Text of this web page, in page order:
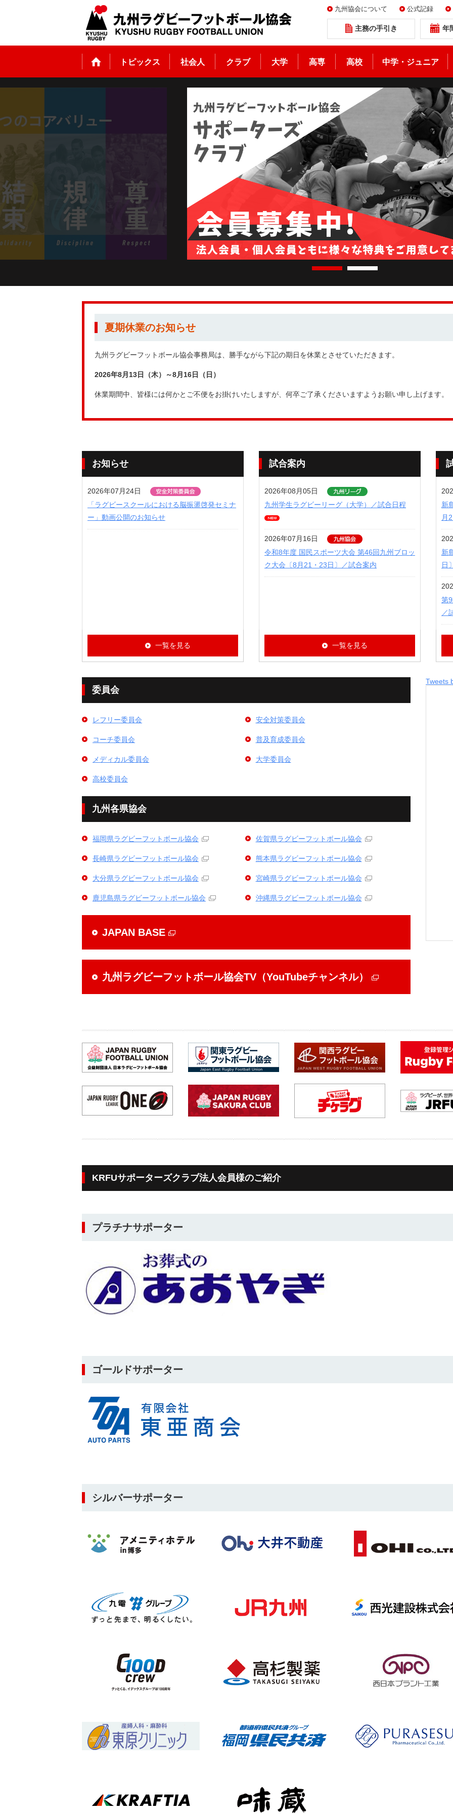
九州協会について 公式記録
主務の手引き 年
トピックス 社会人 クラブ 大学 高専 高校 中学・ジュニア
夏期休業のお知らせ
九州ラグビーフットボール協会事務局は、勝手ながら下記の期日を休業とさせていただきます。
2026年8月13日（木）～8月16日（日）
休業期間中、皆様には何かとご不便をお掛けいたしますが、何卒ご了承くださいますようお願い申し上げます。
お知らせ
2026年07月24日
「ラグビースクールにおける脳振盪啓発セミナ
ー」動画公開のお知らせ
一覧を見る
試合案内
2026年08月05日
九州学生ラグビーリーグ（大学）／試合日程
2026年07月16日
令和8年度 国民スポーツ大会 第46回九州ブロッ
ク大会〔8月21・23日〕／試合案内
一覧を見る
新
月
新
日
第
／
委員会
レフリー委員会 安全対策委員会
コーチ委員会 普及育成委員会
メディカル委員会 大学委員会
高校委員会
九州各県協会
福岡県ラグビーフットボール協会 佐賀県ラグビーフットボール協会
長崎県ラグビーフットボール協会 熊本県ラグビーフットボール協会
大分県ラグビーフットボール協会 宮崎県ラグビーフットボール協会
鹿児島県ラグビーフットボール協会 沖縄県ラグビーフットボール協会
JAPAN BASE
九州ラグビーフットボール協会TV（YouTubeチャンネル）
Tweets
KRFUサポーターズクラブ法人会員様のご紹介
プラチナサポーター
ゴールドサポーター
シルバーサポーター